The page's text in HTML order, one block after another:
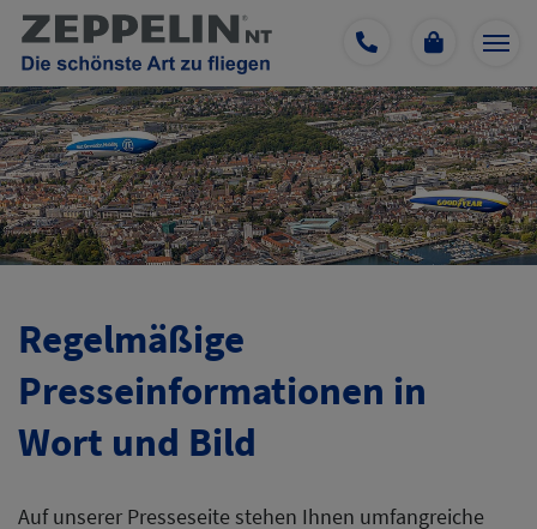
Regelmäßige
Presseinformationen in
Wort und Bild
Auf unserer Presseseite stehen Ihnen umfangreiche